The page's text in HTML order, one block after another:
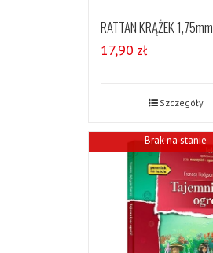
RATTAN KRĄŻEK 1,75mm
17,90 zł
Szczegóły
Brak na stanie